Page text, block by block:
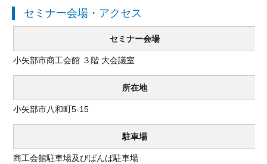
セミナー会場・アクセス
セミナー会場
小矢部市商工会館 ３階 大会議室
所在地
小矢部市八和町5-15
駐車場
商工会館駐車場及びばんば駐車場